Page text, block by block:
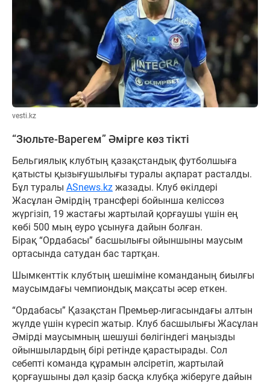
vesti.kz
“Зюльте-Варегем” Әмірге көз тікті
Бельгиялық клубтың қазақстандық футболшыға
қатысты қызығушылығы туралы ақпарат расталды.
Бұл туралы ASnews.kz жазады. Клуб өкілдері
Жасұлан Әмірдің трансфері бойынша келіссөз
жүргізіп, 19 жастағы жартылай қорғаушы үшін ең
көбі 500 мың еуро ұсынуға дайын болған.
Бірақ “Ордабасы” басшылығы ойыншыны маусым
ортасында сатудан бас тартқан.
Шымкенттік клубтың шешіміне команданың биылғы
маусымдағы чемпиондық мақсаты әсер еткен.
“Ордабасы” Қазақстан Премьер-лигасындағы алтын
жүлде үшін күресіп жатыр. Клуб басшылығы Жасұлан
Әмірді маусымның шешуші бөлігіндегі маңызды
ойыншылардың бірі ретінде қарастырады. Сол
себепті команда құрамын әлсіретіп, жартылай
қорғаушыны дәл қазір басқа клубқа жіберуге дайын